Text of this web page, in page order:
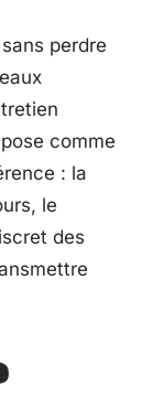
perdre
comme
: la
le
des